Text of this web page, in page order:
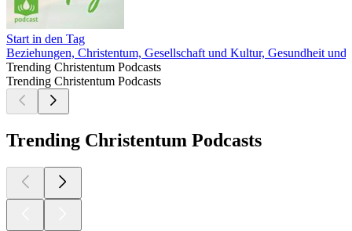
Start in den Tag
Beziehungen, Christentum, Gesellschaft und Kultur, Gesundheit
Trending Christentum Podcasts
Trending Christentum Podcasts
Trending Christentum Podcasts